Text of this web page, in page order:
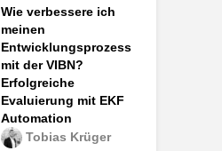
Wie verbessere ich
meinen
Entwicklungsprozess
mit der VIBN?
Erfolgreiche
Evaluierung mit EKF
Automation
Tobias Krüger